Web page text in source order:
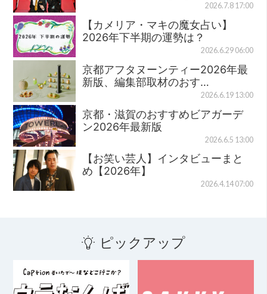
2026.7.8 17:00
【カメリア・マキの魔女占い】
2026年下半期の運勢は？
2026.6.29 06:00
京都アフタヌーンティー2026年最
新版、編集部取材のおす…
2026.6.19 13:00
京都・滋賀のおすすめビアガーデ
ン2026年最新版
2026.6.5 13:00
【お笑い芸人】インタビューまと
め【2026年】
2026.4.14 07:00
ピックアップ